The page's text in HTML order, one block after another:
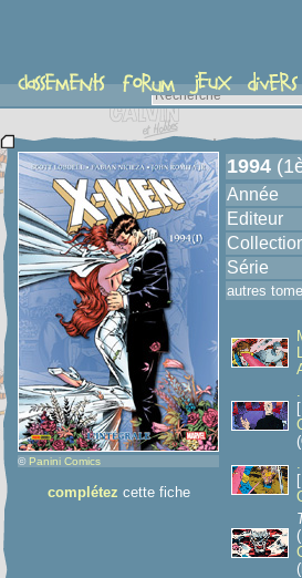
© Panini Comics
complétez cette fiche
1994
Année
Editeur
Série
autres
(
(